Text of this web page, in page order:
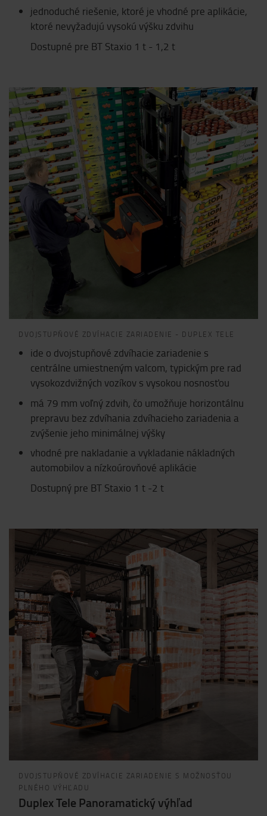
jednoduché riešenie, ktoré je vhodné pre aplikácie,
ktoré nevyžadujú vysokú výšku zdvihu
Dostupné pre BT Staxio 1 t - 1,2 t
DVOJSTUPŇOVÉ ZDVÍHACIE ZARIADENIE - DUPLEX TELE
ide o dvojstupňové zdvíhacie zariadenie s
centrálne umiestneným valcom, typickým pre rad
vysokozdvižných vozíkov s vysokou nosnosťou
má 79 mm voľný zdvih, čo umožňuje horizontálnu
prepravu bez zdvíhania zdvíhacieho zariadenia a
zvýšenie jeho minimálnej výšky
vhodné pre nakladanie a vykladanie nákladných
automobilov a nízkoúrovňové aplikácie
Dostupný pre BT Staxio 1 t -2 t
DVOJSTUPŇOVÉ ZDVÍHACIE ZARIADENIE S MOŽNOSŤOU
PLNÉHO VÝHĽADU
Duplex Tele Panoramatický výhľad